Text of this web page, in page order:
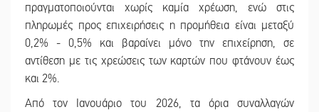
πραγματοποιούνται χωρίς καμία χρέωση, ενώ στις
πληρωμές προς επιχειρήσεις η προμήθεια είναι μεταξύ
0,2% - 0,5% και βαραίνει μόνο την επιχείρηση, σε
αντίθεση με τις χρεώσεις των καρτών που φτάνουν έως
και 2%.
Από τον Ιανουάριο του 2026, τα όρια συναλλαγών